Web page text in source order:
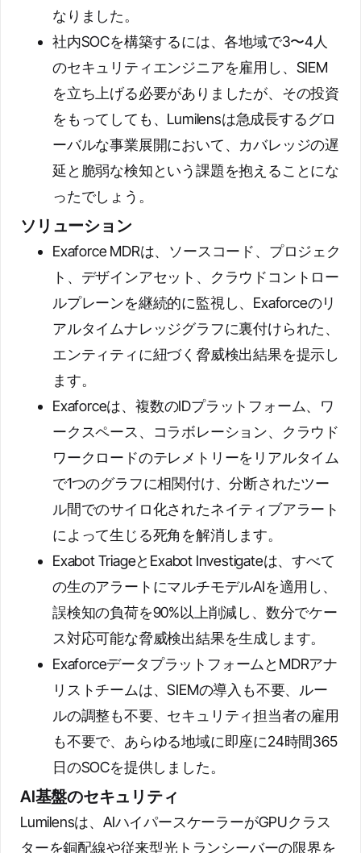
なりました。
社内SOCを構築するには、各地域で3〜4人
のセキュリティエンジニアを雇用し、SIEM
を立ち上げる必要がありましたが、その投資
をもってしても、Lumilensは急成長するグロ
ーバルな事業展開において、カバレッジの遅
延と脆弱な検知という課題を抱えることにな
ったでしょう。
ソリューション
Exaforce MDRは、ソースコード、プロジェク
ト、デザインアセット、クラウドコントロー
ルプレーンを継続的に監視し、Exaforceのリ
アルタイムナレッジグラフに裏付けられた、
エンティティに紐づく脅威検出結果を提示し
ます。
Exaforceは、複数のIDプラットフォーム、ワ
ークスペース、コラボレーション、クラウド
ワークロードのテレメトリーをリアルタイム
で1つのグラフに相関付け、分断されたツー
ル間でのサイロ化されたネイティブアラート
によって生じる死角を解消します。
Exabot TriageとExabot Investigateは、すべて
の生のアラートにマルチモデルAIを適用し、
誤検知の負荷を90%以上削減し、数分でケー
ス対応可能な脅威検出結果を生成します。
ExaforceデータプラットフォームとMDRアナ
リストチームは、SIEMの導入も不要、ルー
ルの調整も不要、セキュリティ担当者の雇用
も不要で、あらゆる地域に即座に24時間365
日のSOCを提供しました。
AI基盤のセキュリティ
Lumilensは、AIハイパースケーラーがGPUクラス
ターを銅配線や従来型光トランシーバーの限界を